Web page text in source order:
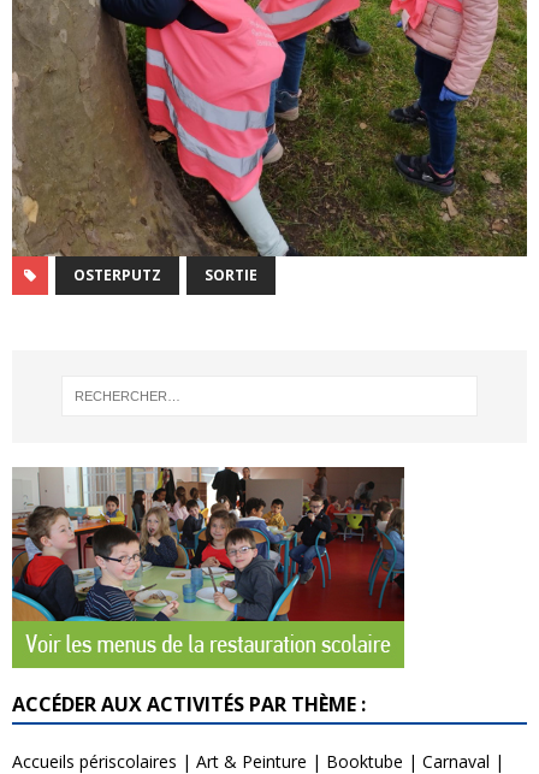
OSTERPUTZ SORTIE
ACCÉDER AUX ACTIVITÉS PAR THÈME :
Accueils périscolaires | Art & Peinture | Booktube | Carnaval |